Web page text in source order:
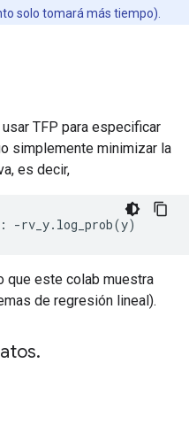
solo tomará más tiempo).
TFP para especificar
simplemente minimizar la
es decir,
: -rv_y. log_prob(y)
que este colab muestra
de regresión lineal).
.